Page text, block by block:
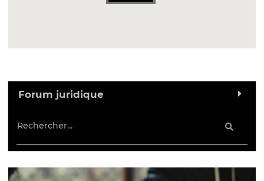
Forum juridique